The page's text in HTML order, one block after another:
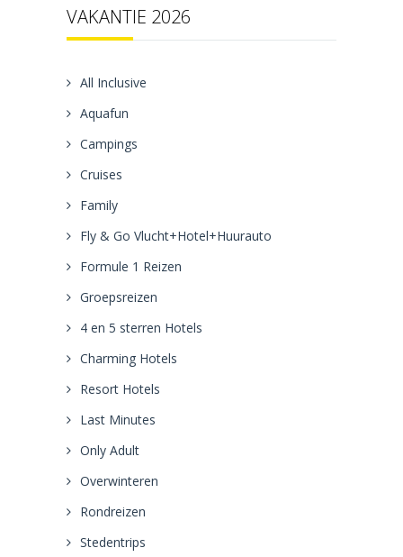
VAKANTIE 2026
All Inclusive
Aquafun
Campings
Cruises
Family
Fly & Go Vlucht+Hotel+Huurauto
Formule 1 Reizen
Groepsreizen
4 en 5 sterren Hotels
Charming Hotels
Resort Hotels
Last Minutes
Only Adult
Overwinteren
Rondreizen
Stedentrips